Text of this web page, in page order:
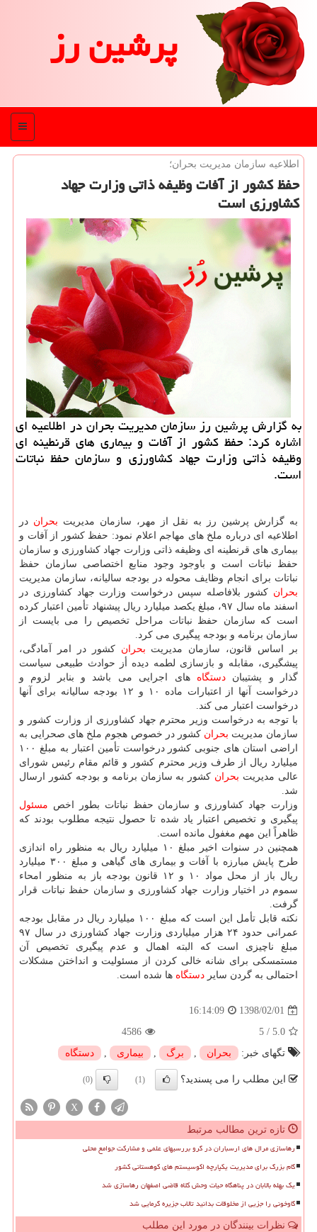
پرشین رز
منو
اطلاعیه سازمان مدیریت بحران؛
حفظ كشور از آفات وظیفه ذاتی وزارت جهاد
كشاورزی است
به گزارش پرشین رز سازمان مدیریت بحران در اطلاعیه ای
اشاره كرد: حفظ كشور از آفات و بیماری های قرنطینه ای
وظیفه ذاتی وزارت جهاد كشاورزی و سازمان حفظ نباتات
است.
به گزارش پرشین رز به نقل از مهر، سازمان مدیریت بحران در
اطلاعیه ای درباره ملخ های مهاجم اعلام نمود: حفظ كشور از آفات و
بیماری های قرنطینه ای وظیفه ذاتی وزارت جهاد كشاورزی و سازمان
حفظ نباتات است و باوجود وجود منابع اختصاصی سازمان حفظ
نباتات برای انجام وظایف محوله در بودجه سالیانه، سازمان مدیریت
بحران كشور بلافاصله سپس درخواست وزارت جهاد كشاورزی در
اسفند ماه سال ۹۷، مبلغ یكصد میلیارد ریال پیشنهاد تأمین اعتبار كرده
است كه سازمان حفظ نباتات مراحل تخصیص را می بایست از
سازمان برنامه و بودجه پیگیری می كرد.
بر اساس قانون، سازمان مدیریت بحران كشور در امر آمادگی،
پیشگیری، مقابله و بازسازی لطمه دیده أز حوادث طبیعی سیاست
گذار و پشتیباندستگاه های اجرایی می باشد و بنابر لزوم و
درخواست آنها از اعتبارات ماده ۱۰ و ۱۲ بودجه سالیانه برای آنها
درخواست اعتبار می كند.
با توجه به درخواست وزیر محترم جهاد كشاورزی از وزارت كشور و
سازمان مدیریت بحران كشور در خصوص هجوم ملخ های صحرایی به
اراضی استان های جنوبی كشور درخواست تأمین اعتبار به مبلغ ۱۰۰
میلیارد ریال از طرف وزیر محترم كشور و قائم مقام رئیس شورای
عالی مدیریت بحران كشور به سازمان برنامه و بودجه كشور ارسال
شد.
وزارت جهاد كشاورزی و سازمان حفظ نباتات بطور اخص مسئول
پیگیری و تخصیص اعتبار یاد شده تا حصول نتیجه مطلوب بودند كه
ظاهراً این مهم مغفول مانده است.
همچنین در سنوات اخیر مبلغ ۱۰ میلیارد ریال به منظور راه اندازی
طرح پایش مبارزه با آفات و بیماری های گیاهی و مبلغ ۳۰۰ میلیارد
ریال باز از محل مواد ۱۰ و ۱۲ قانون بودجه باز به منظور امحاء
سموم در اختیار وزارت جهاد كشاورزی و سازمان حفظ نباتات قرار
گرفت.
نكته قابل تأمل این است كه مبلغ ۱۰۰ میلیارد ریال در مقابل بودجه
عمرانی حدود ۲۴ هزار میلیاردی وزارت جهاد كشاورزی در سال ۹۷
مبلغ ناچیزی است كه البته اهمال و عدم پیگیری تخصیص آن
مستمسكی برای شانه خالی كردن از مسئولیت و انداختن مشكلات
احتمالی به گردن سایر دستگاه ها شده است.
1398/02/01
16:14:09
5.0
/
5
4586
تگهای خبر:
بحران , برگ , بیماری , دستگاه
این مطلب را می پسندید؟ (1)
(0)
X
تازه ترین مطالب مرتبط
رهاسازی مرال های ارسباران در گرو بررسیهای علمی و مشارکت جوامع محلی
گام بزرگ برای مدیریت یکپارچه اکوسیستم های کوهستانی کشور
یک بهله بالابان در پناهگاه حیات وحش کلاه قاضی اصفهان رهاسازی شد
گاوخونی را جزیی از مخلوقات بدانید تالاب جزیره گرمایی شد
نظرات بینندگان در مورد این مطلب